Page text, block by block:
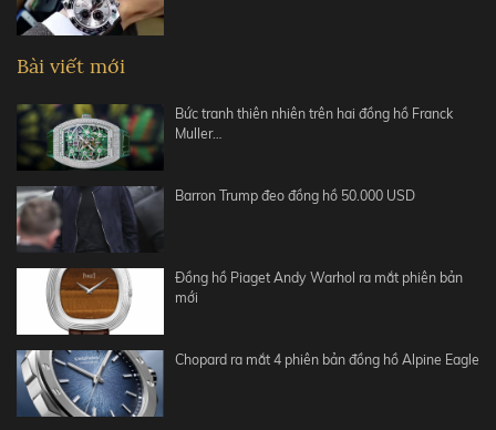
Bài viết mới
Bức tranh thiên nhiên trên hai đồng hồ Franck
Muller…
Barron Trump đeo đồng hồ 50.000 USD
Đồng hồ Piaget Andy Warhol ra mắt phiên bản
mới
Chopard ra mắt 4 phiên bản đồng hồ Alpine Eagle